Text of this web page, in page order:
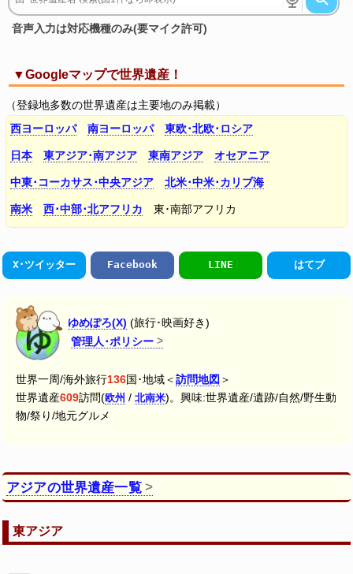
音声入力は対応機種のみ(要マイク許可)
▼Googleマップで世界遺産！
（登録地多数の世界遺産は主要地のみ掲載）
西ヨーロッパ 南ヨーロッパ 東欧･北欧･ロシア
日本 東アジア･南アジア 東南アジア オセアニア
中東･コーカサス･中央アジア 北米･中米･カリブ海
南米 西･中部･北アフリカ 東･南部アフリカ
X･ツイッター Facebook LINE はてブ
ゆめぽろ(X) (旅行･映画好き)
管理人･ポリシー
世界一周/海外旅行136国･地域＜訪問地図 ＞
世界遺産609訪問(欧州 / 北南米)。興味:世界遺産/遺跡/自然/野生動
物/祭り/地元グルメ
アジアの世界遺産一覧
東アジア